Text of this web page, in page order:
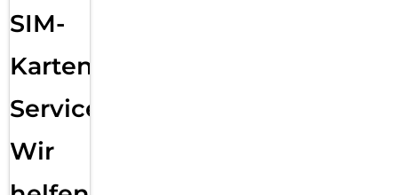
SIM-
Karten
Service:
Wir